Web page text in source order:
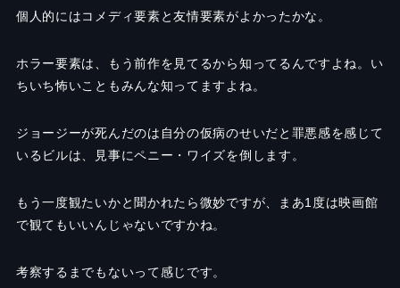
個人的にはコメディ要素と友情要素がよかったかな。
ホラー要素は、もう前作を見てるから知ってるんですよね。い
ちいち怖いこともみんな知ってますよね。
ジョージーが死んだのは自分の仮病のせいだと罪悪感を感じて
いるビルは、見事にペニー・ワイズを倒します。
もう一度観たいかと聞かれたら微妙ですが、まあ1度は映画館
で観てもいいんじゃないですかね。
考察するまでもないって感じです。